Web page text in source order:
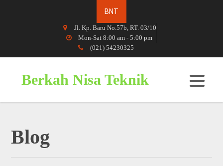
Jl. Kp. Baru No.57b, RT. 03/10
Mon-Sat 8:00 am - 5:00 pm
(021) 54230325
Berkah Nisa Teknik
Blog